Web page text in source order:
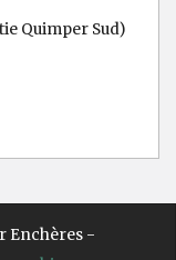
Quimper Sud)
Enchères -